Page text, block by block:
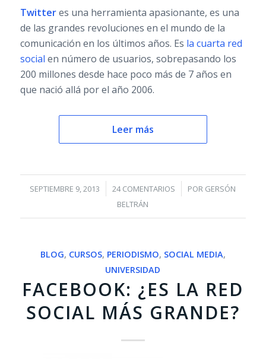
Twitteres una herramienta apasionante, es una
de las grandes revoluciones en el mundo de la
comunicación en los últimos años. Es la cuarta red
social en número de usuarios, sobrepasando los
200 millones desde hace poco más de 7 años en
que nació allá por el año 2006.
Leer más
SEPTIEMBRE 9, 2013
/ 24 COMENTARIOS
/ POR GERSÓN
BELTRÁN
BLOG, CURSOS, PERIODISMO, SOCIAL MEDIA,
UNIVERSIDAD
FACEBOOK: ¿ES LA RED
SOCIAL MÁS GRANDE?